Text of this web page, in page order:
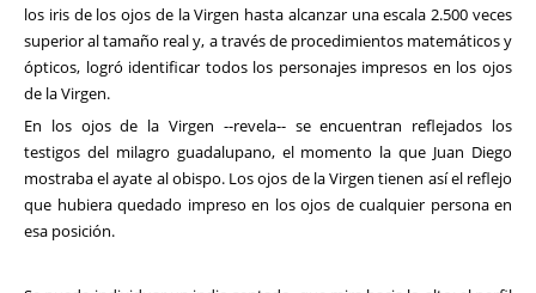
los iris de los ojos de la Virgen hasta alcanzar una escala 2.500 veces
superior al tamaño real y, a través de procedimientos matemáticos y
ópticos, logró identificar todos los personajes impresos en los ojos
de la Virgen.
En los ojos de la Virgen --revela-- se encuentran reflejados los
testigos del milagro guadalupano, el momento la que Juan Diego
mostraba el ayate al obispo. Los ojos de la Virgen tienen así el reflejo
que hubiera quedado impreso en los ojos de cualquier persona en
esa posición.